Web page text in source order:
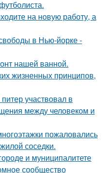
на новую работу, а
в Нью-йорке -
нашей ванной.
жизненных принципов,
участвовал в
между человеком и
пожаловались
соседки.
и муниципалитете
сообщество